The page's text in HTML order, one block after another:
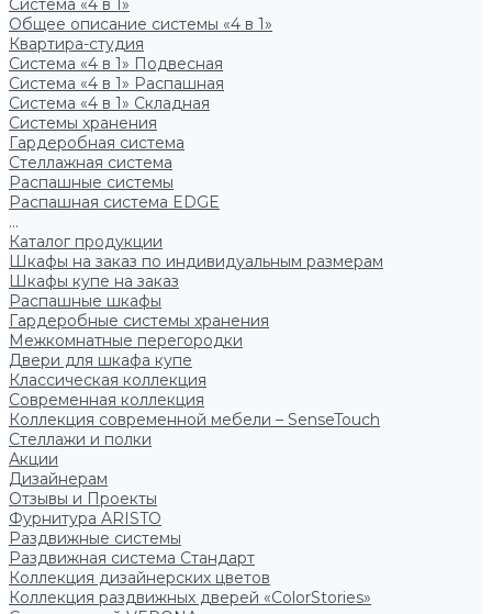
Система «4 в 1»
Общее описание системы «4 в 1»
Квартира-студия
Система «4 в 1» Подвесная
Система «4 в 1» Распашная
Система «4 в 1» Складная
Системы хранения
Гардеробная система
Стеллажная система
Распашные системы
Распашная система EDGE
...
Каталог продукции
Шкафы на заказ по индивидуальным размерам
Шкафы купе на заказ
Распашные шкафы
Гардеробные системы хранения
Межкомнатные перегородки
Двери для шкафа купе
Классическая коллекция
Современная коллекция
Коллекция современной мебели – SenseTouch
Стеллажи и полки
Акции
Дизайнерам
Отзывы и Проекты
Фурнитура ARISTO
Раздвижные системы
Раздвижная система Стандарт
Коллекция дизайнерских цветов
Коллекция раздвижных дверей «ColorStories»